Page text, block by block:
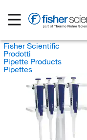
Fisher Scientific
Prodotti
Pipette Products
Pipettes